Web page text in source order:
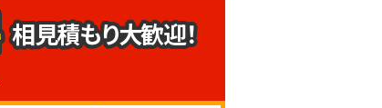
相見積もり大歓迎！